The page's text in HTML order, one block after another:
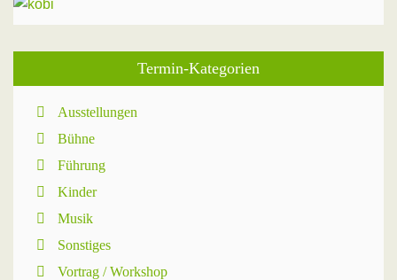
Termin-Kategorien
Ausstellungen
Bühne
Führung
Kinder
Musik
Sonstiges
Vortrag / Workshop